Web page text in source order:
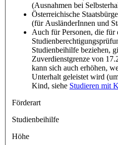
(Ausnahmen bei
Österreichische
(für AusländerInnen und
Auch für Personen, die für
Studienbeihilfe beziehen,
Zuverdienstgrenze von
kann sich auch erhöhen,
Unterhalt geleistet wird
Kind, siehe Studieren mit
Förderart
Studienbeihilfe
Höhe